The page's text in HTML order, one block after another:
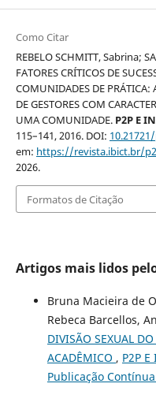
Como Citar
REBELO SCHMITT, Sabrina;
FATORES CRÍTICOS DE
COMUNIDADES DE PRÁTICA:
DE GESTORES COM
UMA COMUNIDADE. P2P E
115–141, 2016. DOI:
em: https://revista.ibict.br/
2026.
Formatos de Citação
Artigos mais lidos
Bruna Macieira de
Rebeca Barcellos,
DIVISÃO SEXUAL
ACADÊMICO , P2P
Publicação